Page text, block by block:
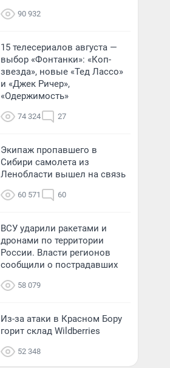
90 932
15 телесериалов августа —
выбор «Фонтанки»: «Коп-
звезда», новые «Тед Лассо»
и «Джек Ричер»,
«Одержимость»
74 324 27
Экипаж пропавшего в
Сибири самолета из
Ленобласти вышел на связь
60 571 60
ВСУ ударили ракетами и
дронами по территории
России. Власти регионов
сообщили о пострадавших
58 079
Из-за атаки в Красном Бору
горит склад Wildberries
52 348